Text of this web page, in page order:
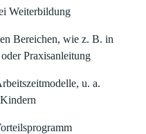
Weiterbildung
Bereichen, wie z. B. in
Praxisanleitung
u. a.